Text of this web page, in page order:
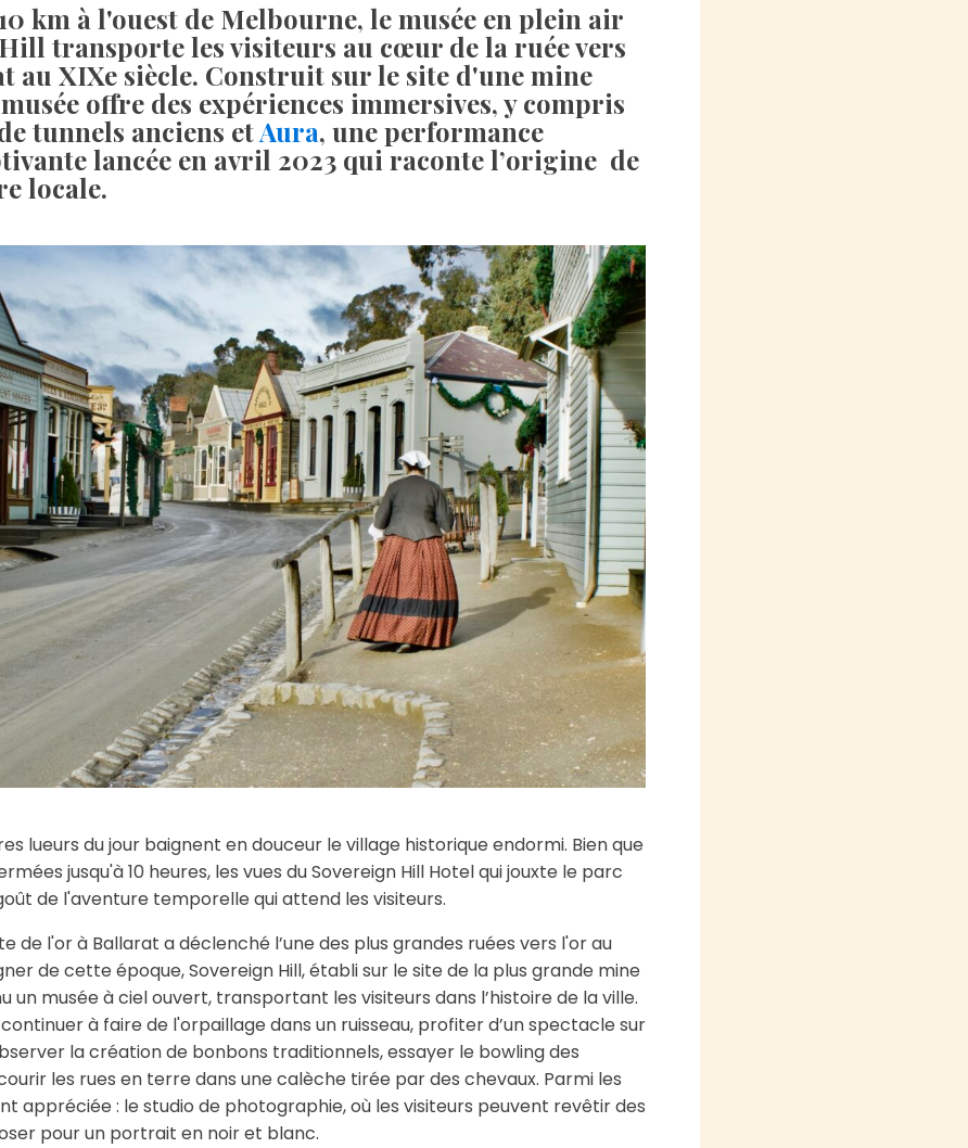
km à l'ouest de Melbourne, le musée en plein air
transporte les visiteurs au cœur de la ruée vers
au XIXe siècle. Construit sur le site d'une mine
offre des expériences immersives, y compris
tunnels anciens etAura, une performance
lancée en avril 2023 qui raconte l’origine de
locale.
lueurs du jour baignent en douceur le village historique endormi. Bien que
jusqu'à 10 heures, les vues du Sovereign Hill Hotel qui jouxte le parc
de l'aventure temporelle qui attend les visiteurs.
de l'or à Ballarat a déclenché l’une des plus grandes ruées vers l'or au
de cette époque, Sovereign Hill, établi sur le site de la plus grande mine
un musée à ciel ouvert, transportant les visiteurs dans l’histoire de la ville.
à faire de l'orpaillage dans un ruisseau, profiter d’un spectacle sur
la création de bonbons traditionnels, essayer le bowling des
les rues en terre dans une calèche tirée par des chevaux. Parmi les
appréciée : le studio de photographie, où les visiteurs peuvent revêtir des
pour un portrait en noir et blanc.